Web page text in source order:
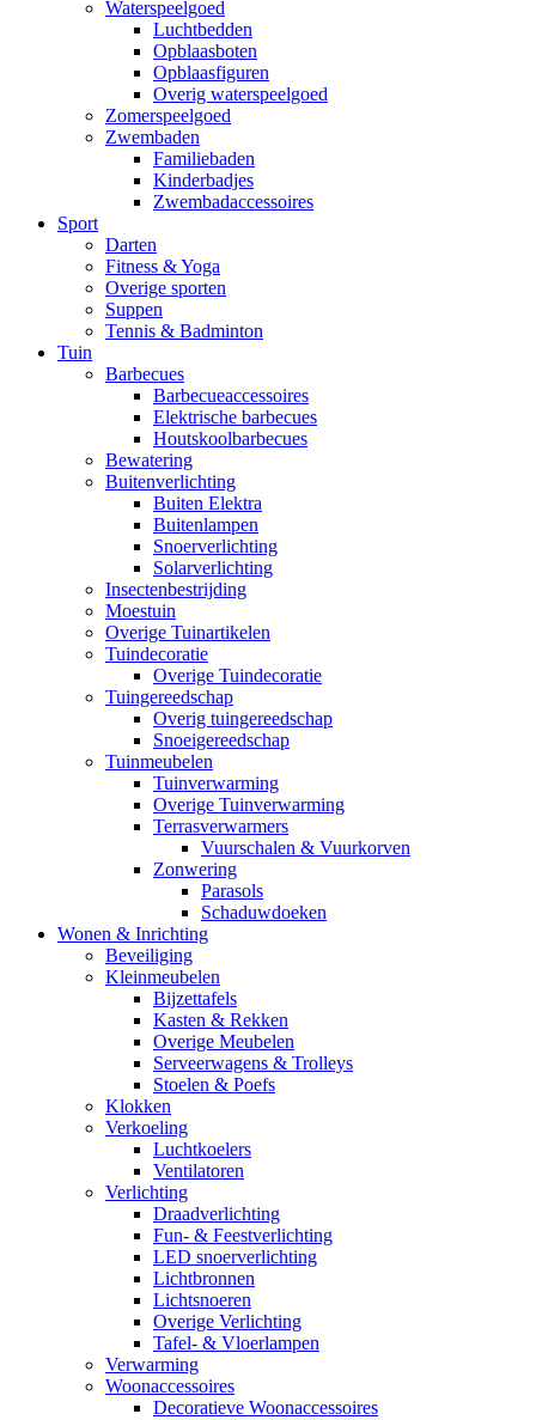
Waterspeelgoed
Luchtbedden
Opblaasboten
Opblaasfiguren
Overig waterspeelgoed
Zomerspeelgoed
Zwembaden
Familiebaden
Kinderbadjes
Zwembadaccessoires
Sport
Darten
Fitness & Yoga
Overige sporten
Suppen
Tennis & Badminton
Tuin
Barbecues
Barbecueaccessoires
Elektrische barbecues
Houtskoolbarbecues
Bewatering
Buitenverlichting
Buiten Elektra
Buitenlampen
Snoerverlichting
Solarverlichting
Insectenbestrijding
Moestuin
Overige Tuinartikelen
Tuindecoratie
Overige Tuindecoratie
Tuingereedschap
Overig tuingereedschap
Snoeigereedschap
Tuinmeubelen
Tuinverwarming
Overige Tuinverwarming
Terrasverwarmers
Vuurschalen & Vuurkorven
Zonwering
Parasols
Schaduwdoeken
Wonen & Inrichting
Beveiliging
Kleinmeubelen
Bijzettafels
Kasten & Rekken
Overige Meubelen
Serveerwagens & Trolleys
Stoelen & Poefs
Klokken
Verkoeling
Luchtkoelers
Ventilatoren
Verlichting
Draadverlichting
Fun- & Feestverlichting
LED snoerverlichting
Lichtbronnen
Lichtsnoeren
Overige Verlichting
Tafel- & Vloerlampen
Verwarming
Woonaccessoires
Decoratieve Woonaccessoires